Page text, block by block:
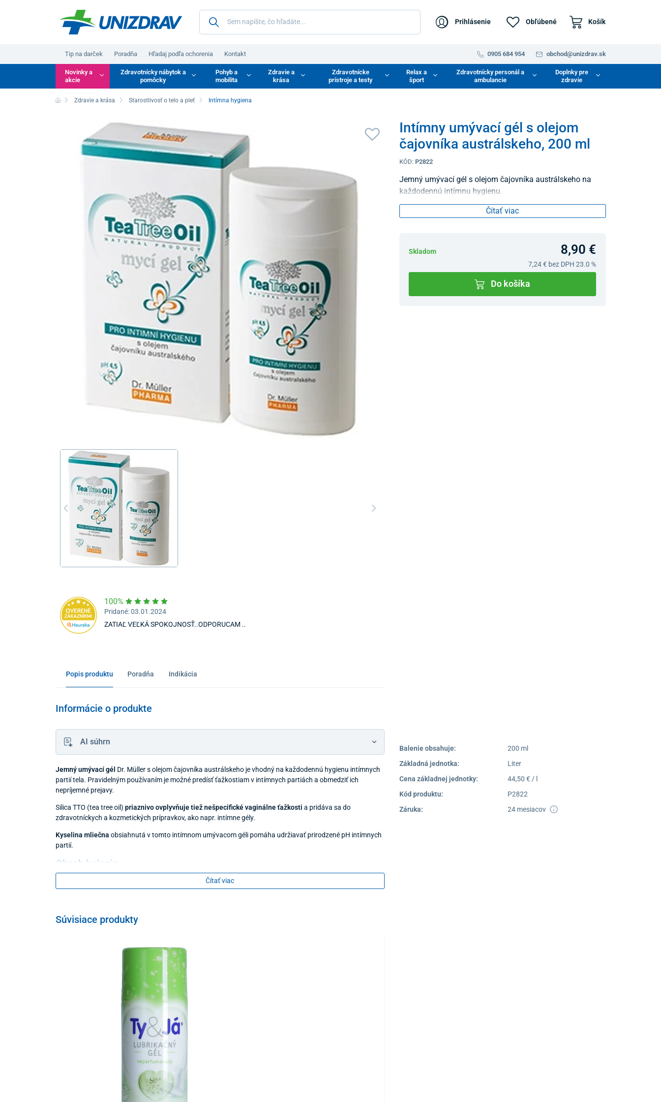
Prihlásenie Obľúbené Košík
Tip na darček Poradňa Hľadaj podľa ochorenia Kontakt 0905 684 954 obchod@unizdrav.sk
Novinky a
akcie
Zdravotnícky nábytok a
pomôcky
Pohyb a
mobilita
Zdravie a
krása
Zdravotnícke
prístroje a testy
Relax a
šport
Zdravotnícky personál a
ambulancie
Doplnky pre
zdravie
Zdravie a krása Starostlivosť o telo a pleť Intímna hygiena
Intímny umývací gél s olejom
čajovníka austrálskeho, 200 ml
KÓD: P2822
Jemný umývací gél s olejom čajovníka austrálskeho na
každodennú intímnu hygienu.
Čítať viac
Skladom 8,90 €
7,24 € bez DPH 23.0 %
Do košíka
Balenie obsahuje:
200 ml
Základná jednotka:
Liter
Cena základnej jednotky:
44,50 € / l
Kód produktu:
P2822
Záruka:
24 mesiacov
100%
Pridané: 03.01.2024
ZATIAĽ VEĽKÁ SPOKOJNOSŤ..ODPORUCAM ..
Popis produktu Poradňa Indikácia
Informácie o produkte
AI súhrn
Jemný umývací gél Dr. Müller s olejom čajovníka austrálskeho je vhodný na každodennú hygienu intímnych
partií tela. Pravidelným používaním je možné predísť ťažkostiam v intímnych partiách a obmedziť ich
nepríjemné prejavy.
Silica TTO (tea tree oil) priaznivo ovplyvňuje tiež nešpecifické vaginálne ťažkosti a pridáva sa do
zdravotníckych a kozmetických prípravkov, ako napr. intímne gély.
Kyselina mliečna obsiahnutá v tomto intímnom umývacom géli pomáha udržiavať prirodzené pH intímnych
partií.
Obsah balenia
Čítať viac
Súvisiace produkty